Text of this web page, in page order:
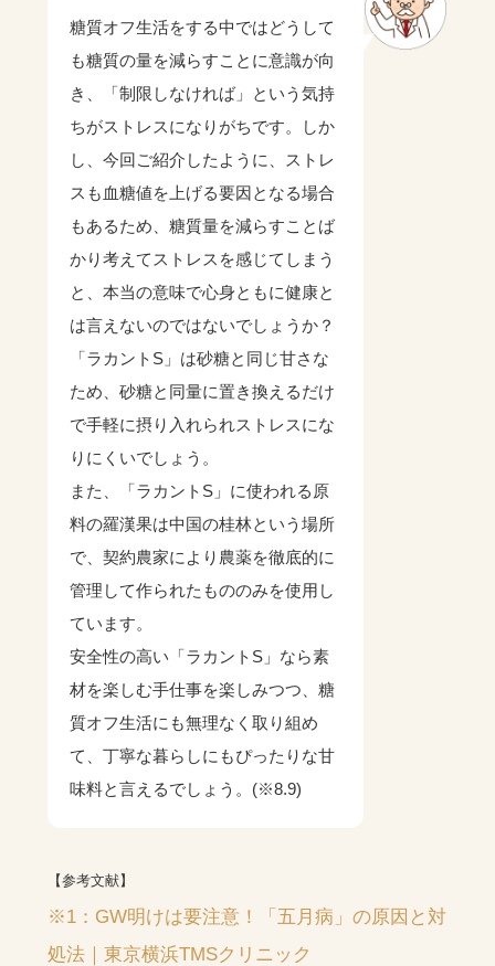
糖質オフ生活をする中ではどうして
も糖質の量を減らすことに意識が向
き、「制限しなければ」という気持
ちがストレスになりがちです。しか
し、今回ご紹介したように、ストレ
スも血糖値を上げる要因となる場合
もあるため、糖質量を減らすことば
かり考えてストレスを感じてしまう
と、本当の意味で心身ともに健康と
は言えないのではないでしょうか？
「ラカントS」は砂糖と同じ甘さな
ため、砂糖と同量に置き換えるだけ
で手軽に摂り入れられストレスにな
りにくいでしょう。
また、「ラカントS」に使われる原
料の羅漢果は中国の桂林という場所
で、契約農家により農薬を徹底的に
管理して作られたもののみを使用し
ています。
安全性の高い「ラカントS」なら素
材を楽しむ手仕事を楽しみつつ、糖
質オフ生活にも無理なく取り組め
て、丁寧な暮らしにもぴったりな甘
味料と言えるでしょう。(※8.9)
【参考文献】
※1：GW明けは要注意！「五月病」の原因と対
処法｜東京横浜TMSクリニック